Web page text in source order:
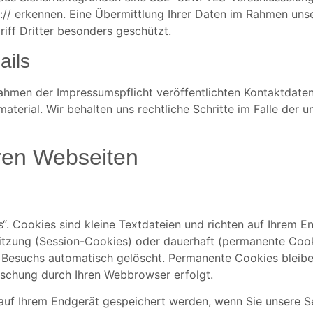
erkennen. Eine Übermittlung Ihrer Daten im Rahmen
Dritter besonders geschützt.
der Impressumspflicht veröffentlichten
Wir behalten uns rechtliche Schritte im Falle der
Webseiten
Cookies sind kleine Textdateien und richten auf Ihrem
(Session-Cookies) oder dauerhaft (permanente
automatisch gelöscht. Permanente Cookies
durch Ihren Webbrowser erfolgt.
Ihrem Endgerät gespeichert werden, wenn Sie unsere